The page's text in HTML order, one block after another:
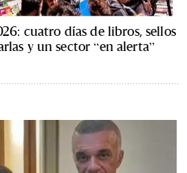
cuatro días de libros, sellos
y un sector “en alerta”